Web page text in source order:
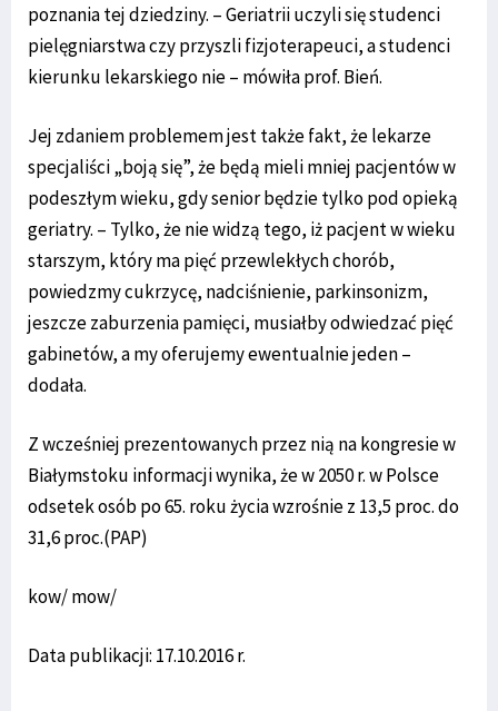
poznania tej dziedziny. – Geriatrii uczyli się studenci
pielęgniarstwa czy przyszli fizjoterapeuci, a studenci
kierunku lekarskiego nie – mówiła prof. Bień.
Jej zdaniem problemem jest także fakt, że lekarze
specjaliści „boją się”, że będą mieli mniej pacjentów w
podeszłym wieku, gdy senior będzie tylko pod opieką
geriatry. – Tylko, że nie widzą tego, iż pacjent w wieku
starszym, który ma pięć przewlekłych chorób,
powiedzmy cukrzycę, nadciśnienie, parkinsonizm,
jeszcze zaburzenia pamięci, musiałby odwiedzać pięć
gabinetów, a my oferujemy ewentualnie jeden –
dodała.
Z wcześniej prezentowanych przez nią na kongresie w
Białymstoku informacji wynika, że w 2050 r. w Polsce
odsetek osób po 65. roku życia wzrośnie z 13,5 proc. do
31,6 proc.(PAP)
kow/ mow/
Data publikacji: 17.10.2016 r.